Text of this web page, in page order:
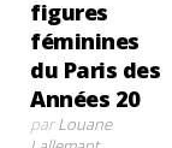
figures
féminines
du Paris des
Années 20
parLouane